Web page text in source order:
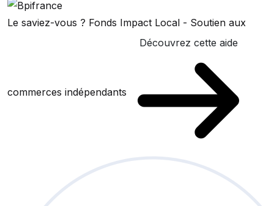
Le saviez-vous ? Fonds Impact Local - Soutien aux
commerces indépendants
Découvrez cette aide